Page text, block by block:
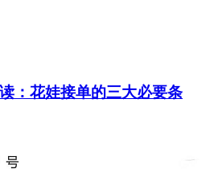
：花娃接单的三大必要条